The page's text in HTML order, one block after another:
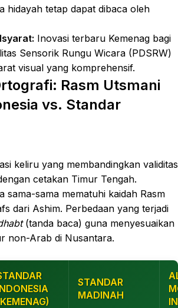
hidayah tetap dapat dibaca oleh
Inovasi terbaru Kemenag bagi
Sensorik Rungu Wicara (PDSRW)
visual yang komprehensif.
Rasm Utsmani
vs. Standar
keliru yang membandingkan validitas
cetakan Timur Tengah.
sama-sama mematuhi kaidah Rasm
dari Ashim. Perbedaan yang terjadi
(tanda baca) guna menyesuaikan
non-Arab di Nusantara.
STANDAR
MADINAH